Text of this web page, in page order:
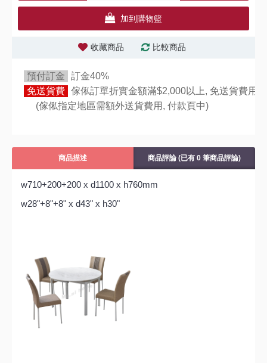
加到購物籃
收藏商品 比較商品
預付訂金
訂金40%
免送貨費 傢俬訂單折實金額滿$2,000以上, 免送貨費用,
(傢俬指定地區需額外送貨費用, 付款頁中)
商品描述 商品評論 (已有 0 筆商品評論)
w710+200+200 x d1100 x h760mm
w28"+8"+8" x d43" x h30"